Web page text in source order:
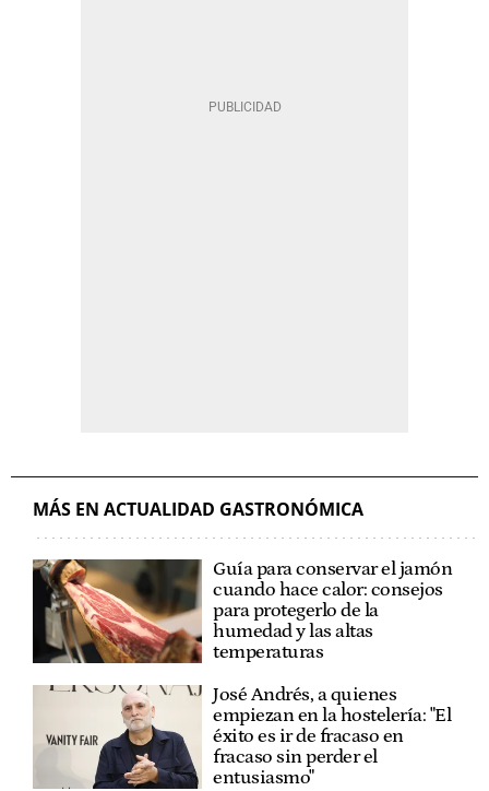
MÁS EN ACTUALIDAD GASTRONÓMICA
Guía para conservar el jamón
cuando hace calor: consejos
para protegerlo de la
humedad y las altas
temperaturas
José Andrés, a quienes
empiezan en la hostelería: "El
éxito es ir de fracaso en
fracaso sin perder el
entusiasmo"